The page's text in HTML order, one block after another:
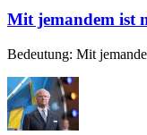
Mit jemandem ist
Bedeutung: Mit